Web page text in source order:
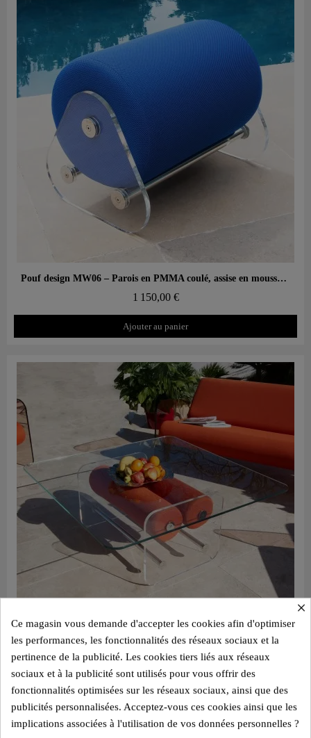
Aperçu rapide Pouf design MW06 – Parois en PMMA coulé, assise en mousse alvéolaire
1 150,00 €
Ajouter au panier
Aperçu rapide
2 800,00 €
Ajouter au panier
×
Ce magasin vous demande d'accepter les cookies afin d'optimiser
les performances, les fonctionnalités des réseaux sociaux et la
pertinence de la publicité. Les cookies tiers liés aux réseaux
sociaux et à la publicité sont utilisés pour vous offrir des
fonctionnalités optimisées sur les réseaux sociaux, ainsi que des
publicités personnalisées. Acceptez-vous ces cookies ainsi que les
implications associées à l'utilisation de vos données personnelles ?